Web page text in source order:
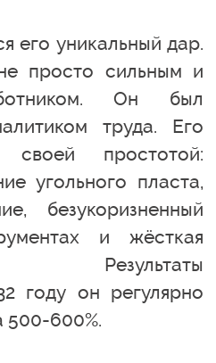
его уникальный дар.
просто сильным и
Он был
труда. Его
простотой:
угольного пласта,
безукоризненный
и жёсткая
Результаты
году он регулярно
500-600%.